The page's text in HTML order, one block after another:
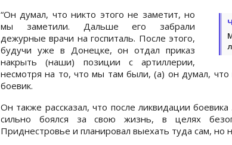
“Он думал, что никто этого не заметит, но
мы заметили. Дальше его забрали
дежурные врачи на госпиталь. После этого,
будучи уже в Донецке, он отдал приказ
накрыть (наши) позиции с артиллерии,
несмотря на то, что мы там были, (а) он думал,
боевик.
Он также рассказал, что после ликвидации
сильно боялся за свою жизнь, в целях
Приднестровье и планировал выехать туда сам, но